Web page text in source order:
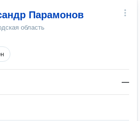
Парамонов
область
—